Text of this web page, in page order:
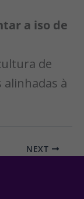
a iso de
de
alinhadas à
NEXT